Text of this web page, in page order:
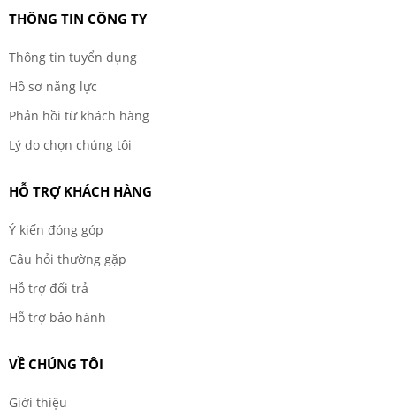
THÔNG TIN CÔNG TY
Thông tin tuyển dụng
Hồ sơ năng lực
Phản hồi từ khách hàng
Lý do chọn chúng tôi
HỖ TRỢ KHÁCH HÀNG
Ý kiến đóng góp
Câu hỏi thường gặp
Hỗ trợ đổi trả
Hỗ trợ bảo hành
VỀ CHÚNG TÔI
Giới thiệu